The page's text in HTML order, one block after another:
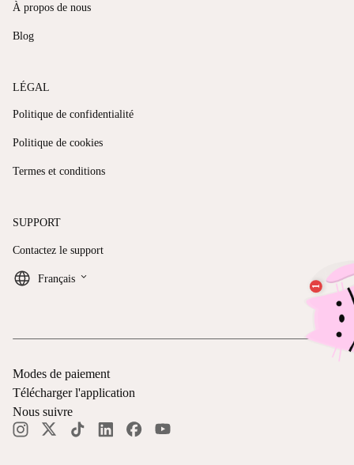
À propos de nous
Blog
LÉGAL
Politique de confidentialité
Politique de cookies
Termes et conditions
SUPPORT
Contactez le support
Français keyboard_arrow_down
Modes de paiement
Télécharger l'application
Nous suivre